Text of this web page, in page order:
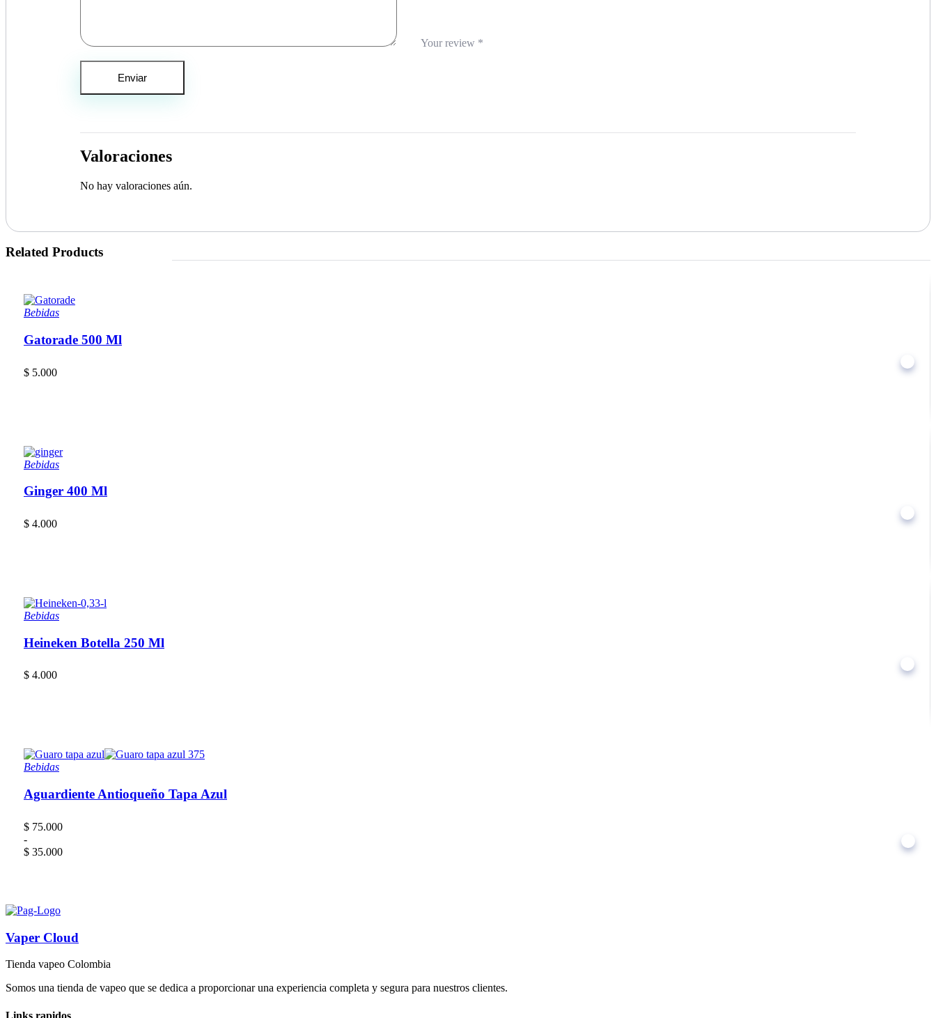
Valoraciones
No hay valoraciones aún.
Your review *
Related Products
Gatorade 500 Ml
$ 5.000
Bebidas
Ginger 400 Ml
$ 4.000
Bebidas
Heineken Botella 250 Ml
$ 4.000
Bebidas
Aguardiente Antioqueño Tapa Azul
$ 35.000
-
$ 75.000
$ 35.000
$ 75.000
Bebidas
Vaper Cloud
Tienda vapeo Colombia
Somos una tienda de vapeo que se dedica a proporcionar una experiencia completa y segura para nuestros clientes.
Links rapidos